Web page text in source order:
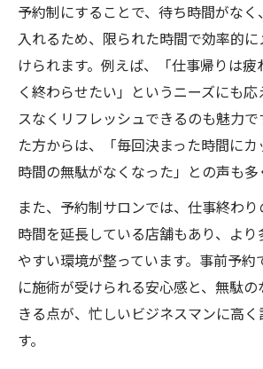
予約制にすることで、待ち時間がな
入れるため、限られた時間で効率的
けられます。例えば、「仕事帰りは
く終わらせたい」というニーズにも
スなくリフレッシュできるのも魅力で
た方からは、「毎回決まった時間にカ
時間の無駄がなくなった」との声も多
また、予約制サロンでは、仕事終わ
時間を延長している店舗もあり、よ
やすい環境が整っています。事前予約
に施術が受けられる安心感と、無駄
きる点が、忙しいビジネスマンに高
す。